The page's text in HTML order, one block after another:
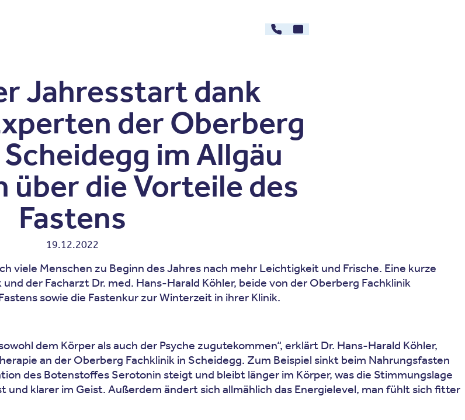
030 - 26478607
Kontakt
Jahresstart dank
der Oberberg
im Allgäu
über die Vorteile des
Fastens
19.12.2022
viele Menschen zu Beginn des Jahres nach mehr Leichtigkeit und Frische. Eine kurze
der Facharzt Dr. med. Hans-Harald Köhler, beide von der Oberberg Fachklinik
sowie die Fastenkur zur Winterzeit in ihrer Klinik.
dem Körper als auch der Psyche zugutekommen“, erklärt Dr. Hans-Harald Köhler,
an der Oberberg Fachklinik in Scheidegg. Zum Beispiel sinkt beim Nahrungsfasten
des Botenstoffes Serotonin steigt und bleibt länger im Körper, was die Stimmungslage
klarer im Geist. Außerdem ändert sich allmählich das Energielevel, man fühlt sich fitter